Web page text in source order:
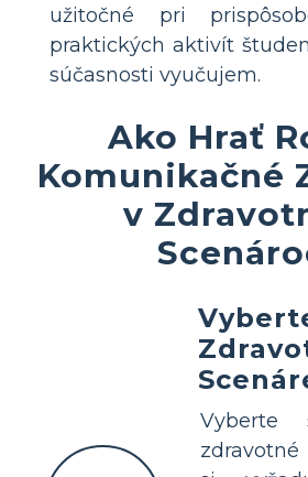
užitočné pri
praktických aktivít
súčasnosti vyučujem.
Ako Hrať
Komunikačné
v
Vyberte